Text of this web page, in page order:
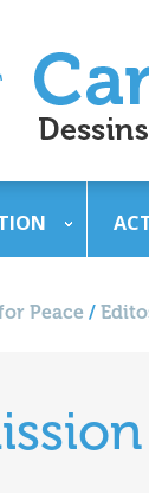
Peace /